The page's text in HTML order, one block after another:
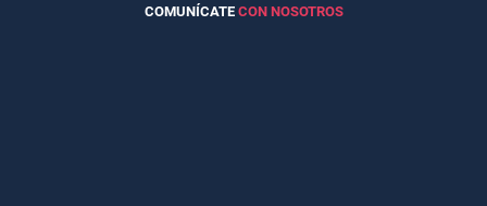
COMUNÍCATE CON NOSOTROS